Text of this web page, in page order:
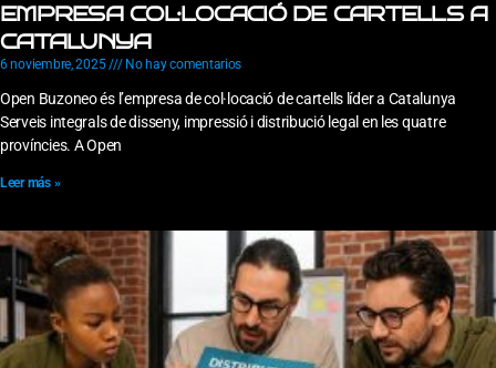
EMPRESA COL·LOCACIÓ DE CARTELLS A
CATALUNYA
6 noviembre, 2025 No hay comentarios
Open Buzoneo és l’empresa de col·locació de cartells líder a Catalunya
Serveis integrals de disseny, impressió i distribució legal en les quatre
províncies. A Open
Leer más »